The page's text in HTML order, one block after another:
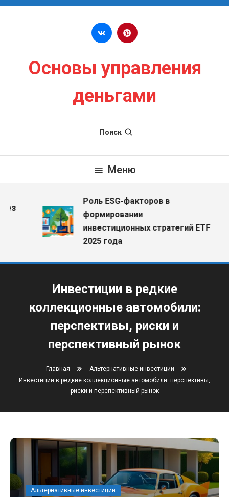
Перейти к содержимому
Основы управления
деньгами
Поиск
Меню
Роль ESG-факторов в
формировании
инвестиционных стратегий ETF
2025 года
Инвестиции в редкие
коллекционные автомобили:
перспективы, риски и
перспективный рынок
Главная
Альтернативные инвестиции
Инвестиции в редкие коллекционные автомобили: перспективы,
риски и перспективный рынок
Альтернативные инвестиции